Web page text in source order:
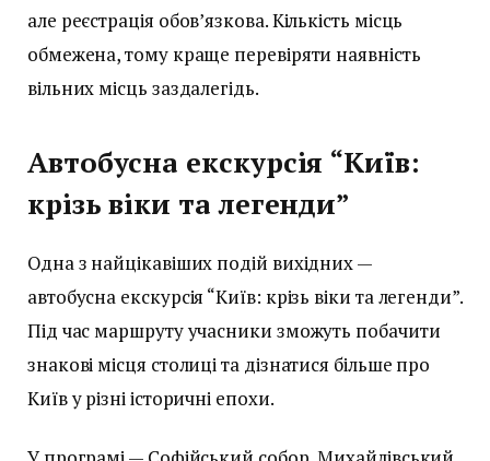
але реєстрація обов’язкова. Кількість місць
обмежена, тому краще перевіряти наявність
вільних місць заздалегідь.
Автобусна екскурсія “Київ:
крізь віки та легенди”
Одна з найцікавіших подій вихідних —
автобусна екскурсія “Київ: крізь віки та легенди”.
Під час маршруту учасники зможуть побачити
знакові місця столиці та дізнатися більше про
Київ у різні історичні епохи.